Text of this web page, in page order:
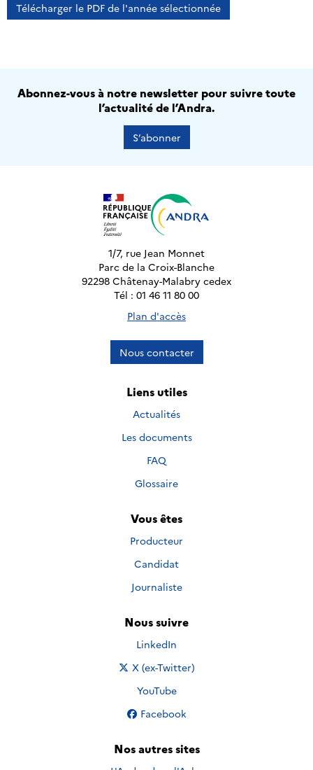
Télécharger le PDF de l'année sélectionnée
Abonnez-vous à notre newsletter pour suivre toute
l’actualité de l’Andra.
S’abonner
1/7, rue Jean Monnet
Parc de la Croix-Blanche
92298 Châtenay-Malabry cedex
Tél : 01 46 11 80 00
Plan d'accès
Nous contacter
Liens utiles
Actualités
Les documents
FAQ
Glossaire
Vous êtes
Producteur
Candidat
Journaliste
Nous suivre
Nous suivre sur
LinkedIn
Nous suivre sur
X (ex-Twitter)
Nous suivre sur
YouTube
Nous suivre sur
Facebook
Nos autres sites